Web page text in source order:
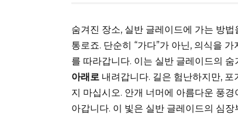
숨겨진 장소, 실반 글레이드에 가는 방
통로죠. 단순히 “가다”가 아닌, 의식을
를 따라갑니다. 이는 실반 글레이드의
아래로 내려갑니다. 길은 험난하지만,
지 마십시오. 안개 너머에 아름다운 풍
아갑니다. 이 빛은 실반 글레이드의 심